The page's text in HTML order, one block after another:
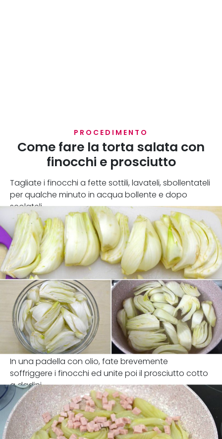
PROCEDIMENTO
Come fare la torta salata con
finocchi e prosciutto
Tagliate i finocchi a fette sottili, lavateli, sbollentateli
per qualche minuto in acqua bollente e dopo
scolateli.
In una padella con olio, fate brevemente
soffriggere i finocchi ed unite poi il prosciutto cotto
a dadini.